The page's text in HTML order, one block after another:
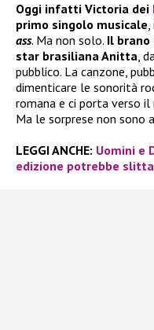
Oggi infatti Victoria dei
primo singolo musicale
ass. Ma non solo. Il
star brasiliana Anitta,
pubblico. La canzone,
dimenticare le sonorità
romana e ci porta verso
Ma le sorprese non sono
LEGGI ANCHE: Uomini e
edizione potrebbe